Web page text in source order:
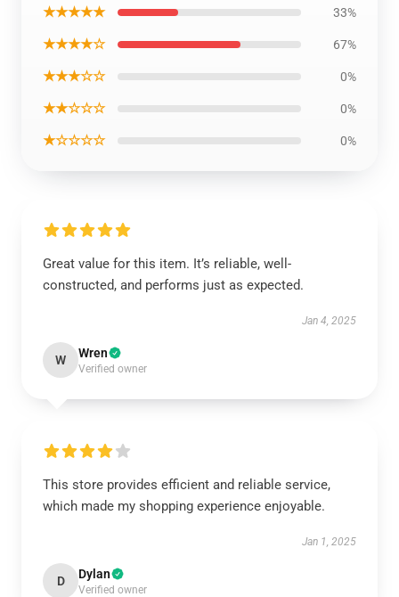
★★★★★ 33%
★★★★☆ 67%
★★★☆☆ 0%
★★☆☆☆ 0%
★☆☆☆☆ 0%
Great value for this item. It’s reliable, well-
constructed, and performs just as expected.
Jan 4, 2025
W Wren
Verified owner
This store provides efficient and reliable service,
which made my shopping experience enjoyable.
Jan 1, 2025
D Dylan
Verified owner